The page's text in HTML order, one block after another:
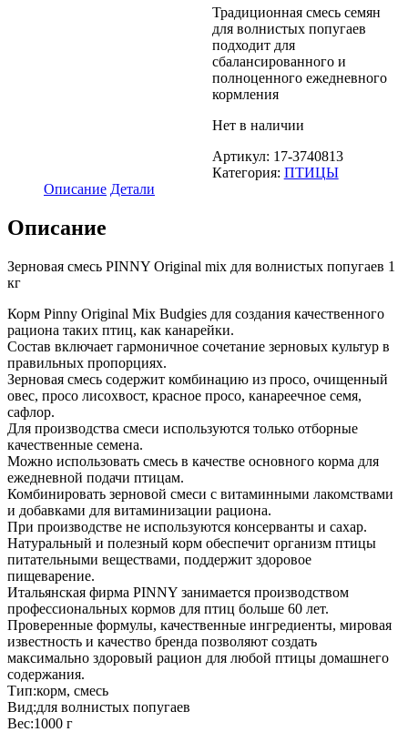
Традиционная смесь семян
для волнистых попугаев
подходит для
сбалансированного и
полноценного ежедневного
кормления
Нет в наличии
Артикул: 17-3740813
Категория: ПТИЦЫ
Описание Детали
Описание
Зерновая смесь PINNY Original mix для волнистых попугаев 1
кг
Корм Pinny Original Mix Budgies для создания качественного
рациона таких птиц, как канарейки.
Состав включает гармоничное сочетание зерновых культур в
правильных пропорциях.
Зерновая смесь содержит комбинацию из просо, очищенный
овес, просо лисохвост, красное просо, канареечное семя,
сафлор.
Для производства смеси используются только отборные
качественные семена.
Можно использовать смесь в качестве основного корма для
ежедневной подачи птицам.
Комбинировать зерновой смеси с витаминными лакомствами
и добавками для витаминизации рациона.
При производстве не используются консерванты и сахар.
Натуральный и полезный корм обеспечит организм птицы
питательными веществами, поддержит здоровое
пищеварение.
Итальянская фирма PINNY занимается производством
профессиональных кормов для птиц больше 60 лет.
Проверенные формулы, качественные ингредиенты, мировая
известность и качество бренда позволяют создать
максимально здоровый рацион для любой птицы домашнего
содержания.
Тип:корм, смесь
Вид:для волнистых попугаев
Вес:1000 г